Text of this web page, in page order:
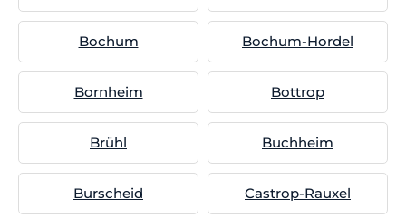
Bochum Bochum-Hordel
Bornheim Bottrop
Brühl Buchheim
Burscheid Castrop-Rauxel